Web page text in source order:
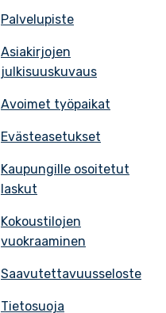
Palvelupiste
Asiakirjojen
julkisuuskuvaus
Avoimet työpaikat
Evästeasetukset
Kaupungille osoitetut
laskut
Kokoustilojen
vuokraaminen
Saavutettavuusseloste
Tietosuoja